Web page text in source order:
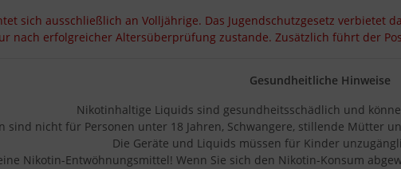
sich ausschließlich an Volljährige. Das Jugendschutzgesetz verbietet
nach erfolgreicher Altersüberprüfung zustande. Zusätzlich führt der
Gesundheitliche Hinweise
Nikotinhaltige Liquids sind gesundheitsschädlich und
sind nicht für Personen unter 18 Jahren, Schwangere, stillende Mütter
Die Geräte und Liquids müssen für Kinder
Nikotin-Entwöhnungsmittel! Wenn Sie sich den Nikotin-Konsum